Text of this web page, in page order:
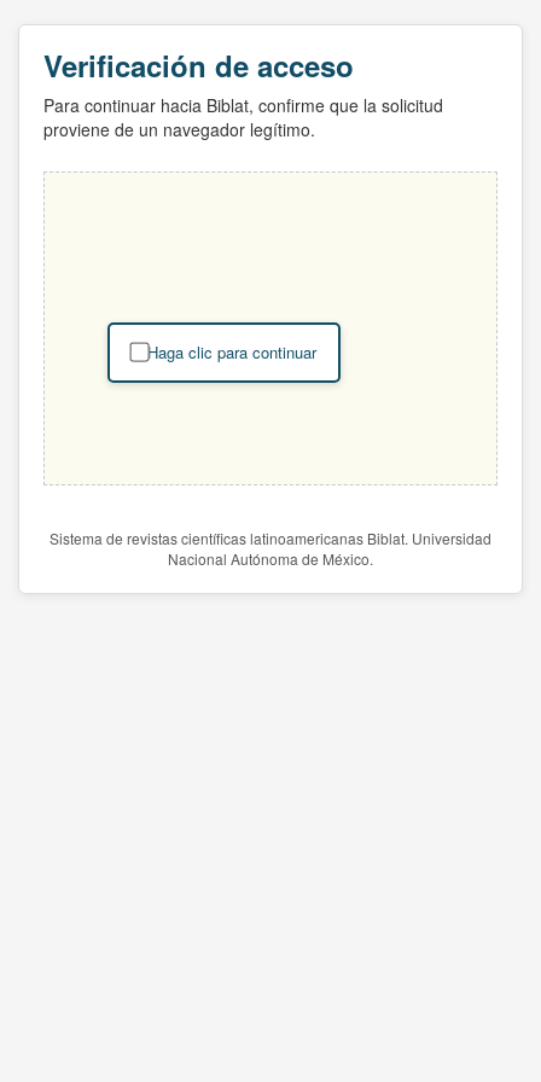
Verificación de acceso
Para continuar hacia Biblat, confirme que la solicitud
proviene de un navegador legítimo.
Haga clic para continuar
Sistema de revistas científicas latinoamericanas Biblat. Universidad
Nacional Autónoma de México.